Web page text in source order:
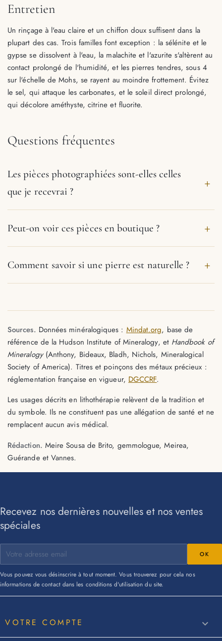
Entretien
Un rinçage à l'eau claire et un chiffon doux suffisent dans la
plupart des cas. Trois familles font exception : la sélénite et le
gypse se dissolvent à l'eau, la malachite et l'azurite s'altèrent au
contact prolongé de l'humidité, et les pierres tendres, sous 4
sur l'échelle de Mohs, se rayent au moindre frottement. Évitez
le sel, qui attaque les carbonates, et le soleil direct prolongé,
qui décolore améthyste, citrine et fluorite.
Questions fréquentes
Les pièces photographiées sont-elles celles
que je recevrai ?
Peut-on voir ces pièces en boutique ?
Comment savoir si une pierre est naturelle ?
Sources. Données minéralogiques : Mindat.org, base de
référence de la Hudson Institute of Mineralogy, et Handbook of
Mineralogy(Anthony, Bideaux, Bladh, Nichols, Mineralogical
Society of America). Titres et poinçons des métaux précieux :
réglementation française en vigueur, DGCCRF.
Les usages décrits en lithothérapie relèvent de la tradition et
du symbole. Ils ne constituent pas une allégation de santé et ne
remplacent aucun avis médical.
Rédaction. Meire Sousa de Brito, gemmologue, Meirea,
Guérande et Vannes.
Recevez nos dernières nouvelles et nos ventes
spéciales
Vous pouvez vous désinscrire à tout moment. Vous trouverez pour cela nos
informations de contact dans les conditions d'utilisation du site.
VOTRE COMPTE 